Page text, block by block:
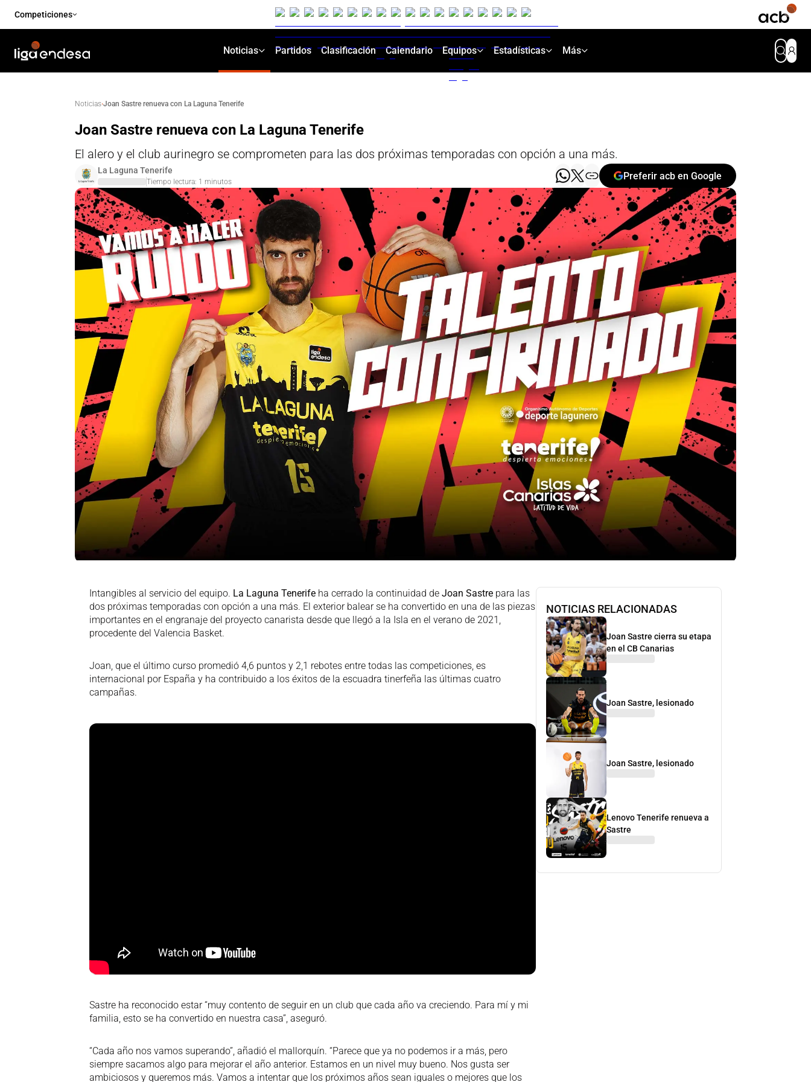
Competiciones
Noticias Partidos Clasificación Calendario Equipos Estadísticas Más
Noticias·Joan Sastre renueva con La Laguna Tenerife
Joan Sastre renueva con La Laguna Tenerife
El alero y el club aurinegro se comprometen para las dos próximas temporadas con opción a una más.
La Laguna Tenerife
Tiempo lectura: 1 minutos
Preferir acb en Google
Intangibles al servicio del equipo. La Laguna Tenerife ha cerrado la continuidad de Joan Sastre para las
dos próximas temporadas con opción a una más. El exterior balear se ha convertido en una de las piezas
importantes en el engranaje del proyecto canarista desde que llegó a la Isla en el verano de 2021,
procedente del Valencia Basket.
Joan, que el último curso promedió 4,6 puntos y 2,1 rebotes entre todas las competiciones, es
internacional por España y ha contribuido a los éxitos de la escuadra tinerfeña las últimas cuatro
campañas.
Sastre ha reconocido estar “muy contento de seguir en un club que cada año va creciendo. Para mí y mi
familia, esto se ha convertido en nuestra casa”, aseguró.
“Cada año nos vamos superando”, añadió el mallorquín. “Parece que ya no podemos ir a más, pero
siempre sacamos algo para mejorar el año anterior. Estamos en un nivel muy bueno. Nos gusta ser
ambiciosos y queremos más. Vamos a intentar que los próximos años sean iguales o mejores que los
NOTICIAS RELACIONADAS
Joan Sastre cierra su etapa
en el CB Canarias
Joan Sastre, lesionado
Joan Sastre, lesionado
Lenovo Tenerife renueva a
Sastre